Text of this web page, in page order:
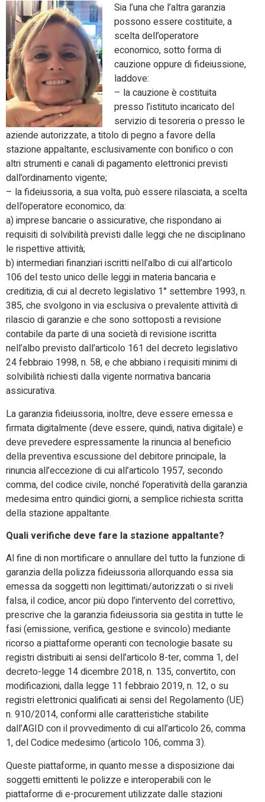
Sia l’una che l’altra garanzia
possono essere costituite, a
scelta dell’operatore
economico, sotto forma di
cauzione oppure di fideiussione,
laddove:
– la cauzione è costituita
presso l’istituto incaricato del
servizio di tesoreria o presso le
aziende autorizzate, a titolo di pegno a favore della
stazione appaltante, esclusivamente con bonifico o con
altri strumenti e canali di pagamento elettronici previsti
dall’ordinamento vigente;
– la fideiussoria, a sua volta, può essere rilasciata, a scelta
dell’operatore economico, da:
a) imprese bancarie o assicurative, che rispondano ai
requisiti di solvibilità previsti dalle leggi che ne disciplinano
le rispettive attività;
b) intermediari finanziari iscritti nell’albo di cui all’articolo
106 del testo unico delle leggi in materia bancaria e
creditizia, di cui al decreto legislativo 1° settembre 1993, n.
385, che svolgono in via esclusiva o prevalente attività di
rilascio di garanzie e che sono sottoposti a revisione
contabile da parte di una società di revisione iscritta
nell’albo previsto dall’articolo 161 del decreto legislativo
24 febbraio 1998, n. 58, e che abbiano i requisiti minimi di
solvibilità richiesti dalla vigente normativa bancaria
assicurativa.
La garanzia fideiussoria, inoltre, deve essere emessa e
firmata digitalmente (deve essere, quindi, nativa digitale) e
deve prevedere espressamente la rinuncia al beneficio
della preventiva escussione del debitore principale, la
rinuncia all’eccezione di cui all’articolo 1957, secondo
comma, del codice civile, nonché l’operatività della garanzia
medesima entro quindici giorni, a semplice richiesta scritta
della stazione appaltante.
Quali verifiche deve fare la stazione appaltante?
Al fine di non mortificare o annullare del tutto la funzione di
garanzia della polizza fideiussoria allorquando essa sia
emessa da soggetti non legittimati/autorizzati o si riveli
falsa, il codice, ancor più dopo l’intervento del correttivo,
prescrive che la garanzia fideiussoria sia gestita in tutte le
fasi (emissione, verifica, gestione e svincolo) mediante
ricorso a piattaforme operanti con tecnologie basate su
registri distribuiti ai sensi dell’articolo 8-ter, comma 1, del
decreto-legge 14 dicembre 2018, n. 135, convertito, con
modificazioni, dalla legge 11 febbraio 2019, n. 12, o su
registri elettronici qualificati ai sensi del Regolamento (UE)
n. 910/2014, conformi alle caratteristiche stabilite
dall’AGID con il provvedimento di cui all’articolo 26, comma
1, del Codice medesimo (articolo 106, comma 3).
Queste piattaforme, in quanto messe a disposizione dai
soggetti emittenti le polizze e interoperabili con le
piattaforme di e-procurement utilizzate dalle stazioni